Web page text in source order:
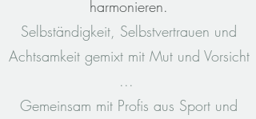
harmonieren.
Selbständigkeit, Selbstvertrauen und
Achtsamkeit gemixt mit Mut und Vorsicht
...
Gemeinsam mit Profis aus Sport und